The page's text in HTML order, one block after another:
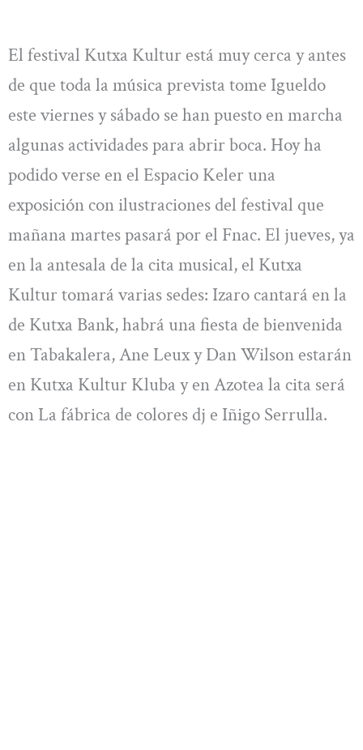
El festival Kutxa Kultur está muy cerca y antes
de que toda la música prevista tome Igueldo
este viernes y sábado se han puesto en marcha
algunas actividades para abrir boca. Hoy ha
podido verse en el Espacio Keler una
exposición con ilustraciones del festival que
mañana martes pasará por el Fnac. El jueves, ya
en la antesala de la cita musical, el Kutxa
Kulturtomará varias sedes: Izaro cantará en la
de Kutxa Bank, habrá una fiesta de bienvenida
en Tabakalera, Ane Leux y Dan Wilson estarán
en Kutxa Kultur Kluba y en Azotea la cita será
con La fábrica de colores dj e Iñigo Serrulla.